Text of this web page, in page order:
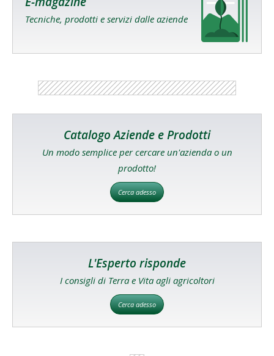
Tecniche, prodotti e servizi dalle aziende
Catalogo Aziende e Prodotti
Un modo semplice per cercare un'azienda o un
prodotto!
Cerca adesso
L'Esperto risponde
I consigli di Terra e Vita agli agricoltori
Cerca adesso